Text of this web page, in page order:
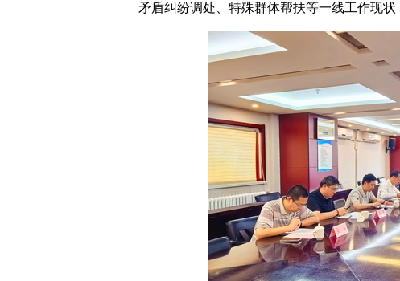
矛盾纠纷调处、特殊群体帮扶等一线工作现